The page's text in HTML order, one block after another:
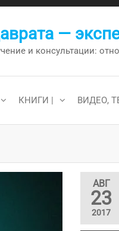
—
и консультации:
КНИГИ | ВИДЕО,
АВГ
23
2017